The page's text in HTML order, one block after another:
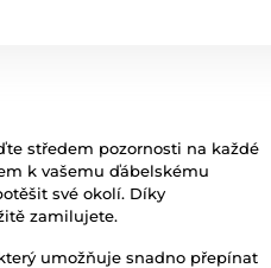
středem pozornosti na každé
k vašemu ďábelskému
své okolí. Díky
zamilujete.
umožňuje snadno přepínat